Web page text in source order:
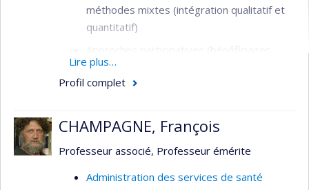
méthodes mixtes (intégration qualitatif et
quantitatif)
Approches participatives (bénéficiaires,
intervenant.es, gestionnaires, citoyens) en
évaluation de programmes et
développement communautaire)
de personnes marginalisées, situations
d’itinérances
Lire plus…
Profil complet
CHAMPAGNE, François
Professeur associé, Professeur émérite
Administration des services de santé